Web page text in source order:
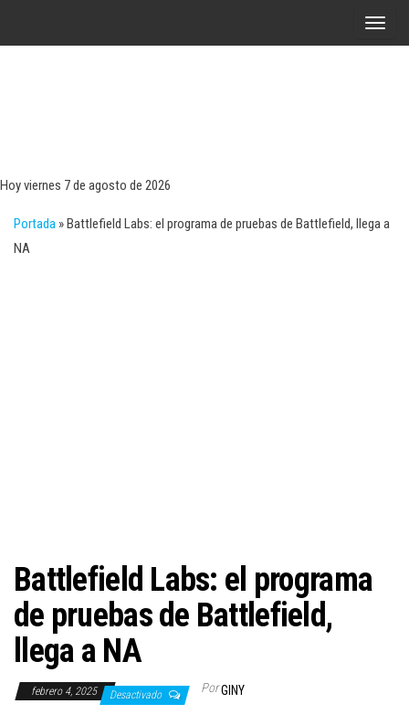
A
l
Hoy viernes 7 de agosto de 2026
Portada »Battlefield Labs: el programa de pruebas de Battlefield, llega a
NA
Battlefield Labs: el programa
de pruebas de Battlefield,
llega a NA
febrero 4, 2025 Desactivado PorGINY